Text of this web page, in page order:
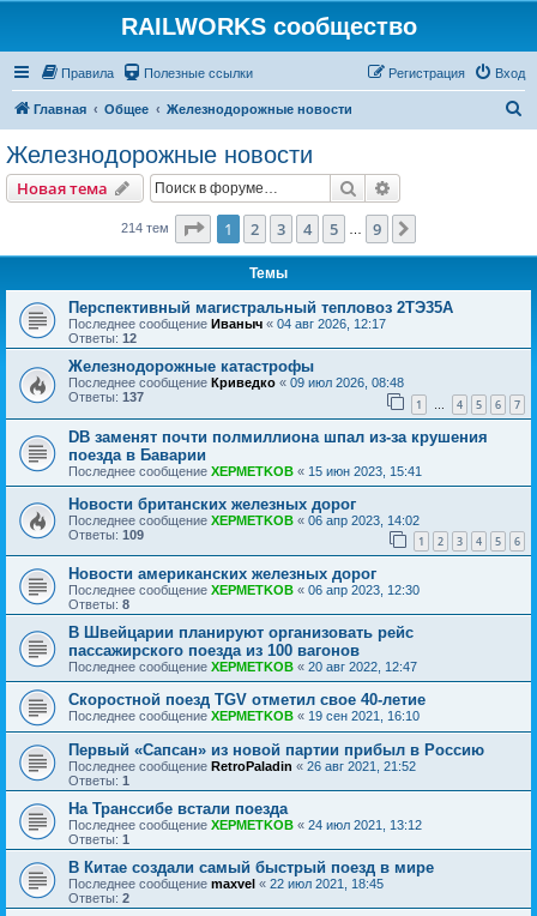
RAILWORKS сообщество
Правила Полезные ссылки Вход
Регистрация
Главная Общее Железнодорожные новости
Железнодорожные новости
Новая тема Поиск
214 тем Страница из
1 2 3 4 5 9
Темы
Перспективный магистральный тепловоз 2ТЭ35А
Последнее сообщение Иваныч « 04 авг 2026, 12:17
Ответы: 12
Железнодорожные катастрофы
Последнее сообщение Криведко « 09 июл 2026, 08:48
Ответы: 137 1 … 4 5 6 7
DB заменят почти полмиллиона шпал из-за крушения
поезда в Баварии
Последнее сообщение XEPMETKOB « 15 июн 2023, 15:41
Новости британских железных дорог
Последнее сообщение XEPMETKOB « 06 апр 2023, 14:02
Ответы: 109 1 2 3 4 5 6
Новости американских железных дорог
Последнее сообщение XEPMETKOB « 06 апр 2023, 12:30
Ответы: 8
В Швейцарии планируют организовать рейс
пассажирского поезда из 100 вагонов
Последнее сообщение XEPMETKOB « 20 авг 2022, 12:47
Скоростной поезд TGV отметил свое 40-летие
Последнее сообщение XEPMETKOB « 19 сен 2021, 16:10
Первый «Сапсан» из новой партии прибыл в Россию
Последнее сообщение RetroPaladin « 26 авг 2021, 21:52
Ответы: 1
На Транссибе встали поезда
Последнее сообщение XEPMETKOB « 24 июл 2021, 13:12
Ответы: 1
В Китае создали самый быстрый поезд в мире
Последнее сообщение maxvel « 22 июл 2021, 18:45
Ответы: 2